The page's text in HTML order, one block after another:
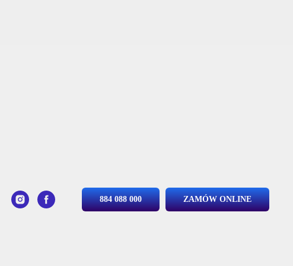
884 088 000 ZAMÓW ONLINE